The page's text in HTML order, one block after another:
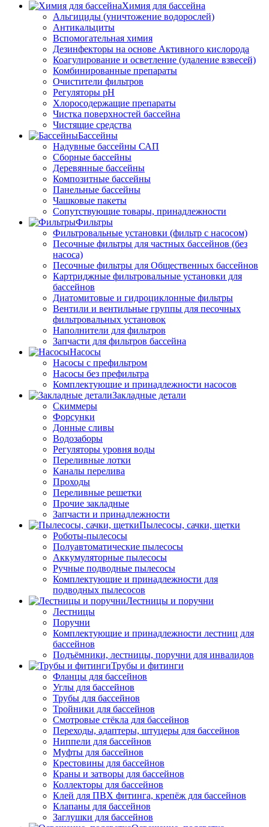
Химия для бассейна
Альгициды (уничтожение водорослей)
Антикальциты
Вспомогательная химия
Дезинфекторы на основе Активного кислорода
Коагулирование и осветление (удаление взвесей)
Комбинированные препараты
Очистители фильтров
Регуляторы pH
Хлоросодержащие препараты
Чистка поверхностей бассейна
Чистящие средства
Бассейны
Надувные бассейны САП
Сборные бассейны
Деревянные бассейны
Композитные бассейны
Панельные бассейны
Чашковые пакеты
Сопутствующие товары, принадлежности
Фильтры
Фильтровальные установки (фильтр с насосом)
Песочные фильтры для частных бассейнов (без
насоса)
Песочные фильтры для Общественных бассейнов
Картриджные фильтровальные установки для
бассейнов
Диатомитовые и гидроциклонные фильтры
Вентили и вентильные группы для песочных
фильтровальных установок
Наполнители для фильтров
Запчасти для фильтров бассейна
Насосы
Насосы с префильтром
Насосы без префильтра
Комплектующие и принадлежности насосов
Закладные детали
Скиммеры
Форсунки
Донные сливы
Водозаборы
Регуляторы уровня воды
Переливные лотки
Каналы перелива
Проходы
Переливные решетки
Прочие закладные
Запчасти и принадлежности
Пылесосы, сачки, щетки
Роботы-пылесосы
Полуавтоматические пылесосы
Аккумуляторные пылесосы
Ручные подводные пылесосы
Комплектующие и принадлежности для
подводных пылесосов
Лестницы и поручни
Лестницы
Поручни
Комплектующие и принадлежности лестниц для
бассейнов
Подъёмники, лестницы, поручни для инвалидов
Трубы и фитинги
Фланцы для бассейнов
Углы для бассейнов
Трубы для бассейнов
Тройники для бассейнов
Смотровые стёкла для бассейнов
Переходы, адаптеры, штуцеры для бассейнов
Ниппели для бассейнов
Муфты для бассейнов
Крестовины для бассейнов
Краны и затворы для бассейнов
Коллекторы для бассейнов
Клей для ПВХ фитинга, крепёж для бассейнов
Клапаны для бассейнов
Заглушки для бассейнов